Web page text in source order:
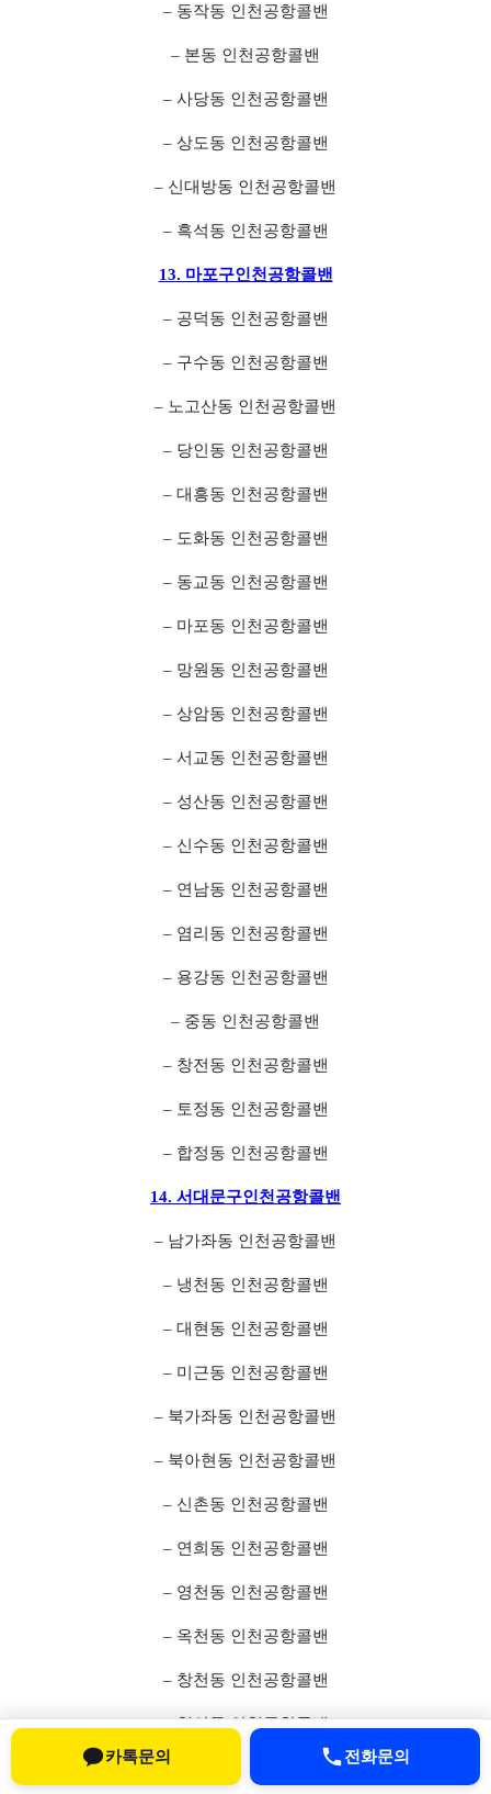
– 동작동 인천공항콜밴
– 본동 인천공항콜밴
– 사당동 인천공항콜밴
– 상도동 인천공항콜밴
– 신대방동 인천공항콜밴
– 흑석동 인천공항콜밴
13. 마포구인천공항콜밴
– 공덕동 인천공항콜밴
– 구수동 인천공항콜밴
– 노고산동 인천공항콜밴
– 당인동 인천공항콜밴
– 대흥동 인천공항콜밴
– 도화동 인천공항콜밴
– 동교동 인천공항콜밴
– 마포동 인천공항콜밴
– 망원동 인천공항콜밴
– 상암동 인천공항콜밴
– 서교동 인천공항콜밴
– 성산동 인천공항콜밴
– 신수동 인천공항콜밴
– 연남동 인천공항콜밴
– 염리동 인천공항콜밴
– 용강동 인천공항콜밴
– 중동 인천공항콜밴
– 창전동 인천공항콜밴
– 토정동 인천공항콜밴
– 합정동 인천공항콜밴
14. 서대문구인천공항콜밴
– 남가좌동 인천공항콜밴
– 냉천동 인천공항콜밴
– 대현동 인천공항콜밴
– 미근동 인천공항콜밴
– 북가좌동 인천공항콜밴
– 북아현동 인천공항콜밴
– 신촌동 인천공항콜밴
– 연희동 인천공항콜밴
– 영천동 인천공항콜밴
– 옥천동 인천공항콜밴
– 창천동 인천공항콜밴
– 천연동 인천공항콜밴
– 충정로동 인천공항콜밴
카톡문의 전화문의